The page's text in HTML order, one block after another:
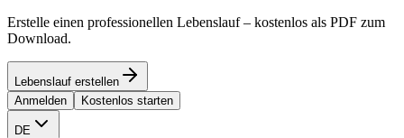
Erstelle einen professionellen Lebenslauf – kostenlos als PDF zum
Download.
Lebenslauf erstellen
Anmelden
Kostenlos starten
DE